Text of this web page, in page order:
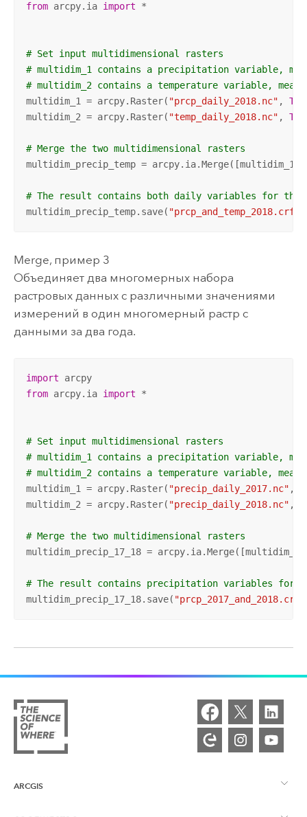
from arcpy.ia import *
# Set input multidimensional rasters
# multidim_1 contains a precipitation variable,
# multidim_2 contains a temperature variable,
multidim_1 = arcpy.Raster( "prcp_daily_2018.nc" ,
multidim_2 = arcpy.Raster( "temp_daily_2018.nc" ,
# Merge the two multidimensional rasters
multidim_precip_temp = arcpy.ia.Merge([multidim_1,
# The result contains both daily variables for the
multidim_precip_temp.save( "prcp_and_temp_2018.crf"
Merge, пример 3
Объединяет два многомерных набора
растровых данных с различными значениями
измерений в один многомерный растр с
данными за два года.
import
arcpy
from arcpy.ia import *
# Set input multidimensional rasters
# multidim_1 contains a precipitation variable,
# multidim_2 contains a temperature variable,
multidim_1 = arcpy.Raster( "precip_daily_2017.nc" ,
multidim_2 = arcpy.Raster( "precip_daily_2018.nc" ,
# Merge the two multidimensional rasters
multidim_precip_17_18 =
# The result contains precipitation variables for
multidim_precip_17_18.save( "prcp_2017_and_2018.crf"
ARCGIS